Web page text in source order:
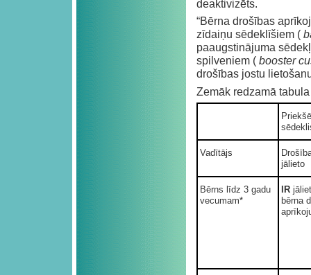
deaktivizēts.
“Bērna drošības
zīdaiņu sēdeklīšiem (
paaugstinājuma
spilveniem ( booster
drošības jostu
Zemāk redzamā
Vadītājs
jālieto
Bērns līdz 3 gadu
vecumam*
IR
bērna